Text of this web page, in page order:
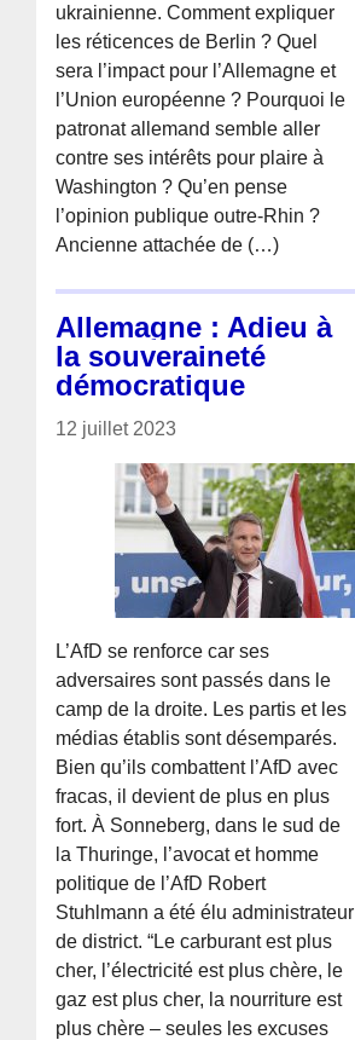
ukrainienne. Comment expliquer
les réticences de Berlin ? Quel
sera l’impact pour l’Allemagne et
l’Union européenne ? Pourquoi le
patronat allemand semble aller
contre ses intérêts pour plaire à
Washington ? Qu’en pense
l’opinion publique outre-Rhin ?
Ancienne attachée de (…)
Allemagne : Adieu à
la souveraineté
démocratique
12 juillet 2023
L’AfD se renforce car ses
adversaires sont passés dans le
camp de la droite. Les partis et les
médias établis sont désemparés.
Bien qu’ils combattent l’AfD avec
fracas, il devient de plus en plus
fort. À Sonneberg, dans le sud de
la Thuringe, l’avocat et homme
politique de l’AfD Robert
Stuhlmann a été élu administrateur
de district. “Le carburant est plus
cher, l’électricité est plus chère, le
gaz est plus cher, la nourriture est
plus chère – seules les excuses